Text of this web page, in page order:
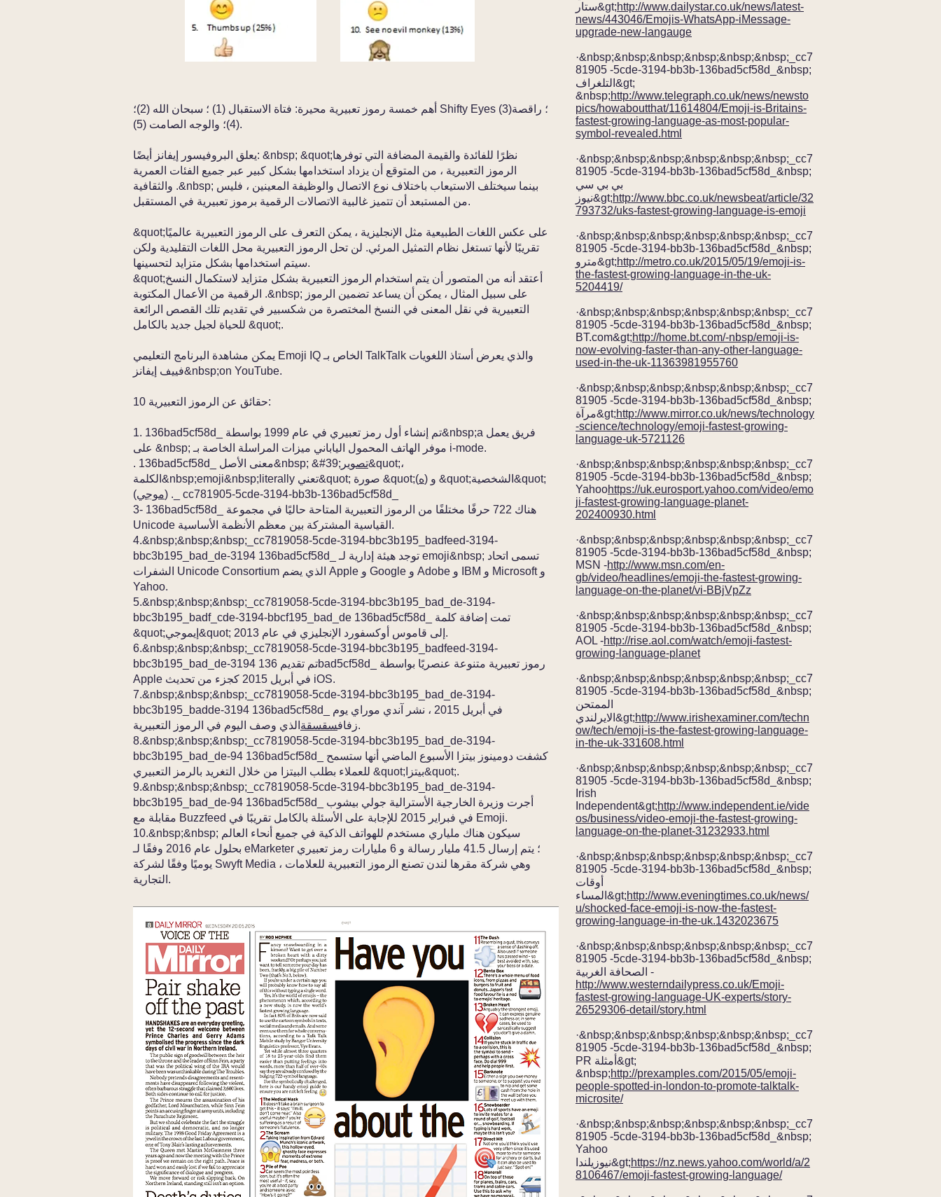
أهم خمسة رموز تعبيرية محيرة: فتاة الاستقبال (1) ؛ سبحان الله (2)؛ Shifty Eyes (3)؛ راقصة
(4)؛ والوجه الصامت (5).
يعلق البروفيسور إيفانز أيضًا: &nbsp; &quot;نظرًا للفائدة والقيمة المضافة التي توفرها
الرموز التعبيرية ، من المتوقع أن يزداد استخدامها بشكل كبير عبر جميع الفئات العمرية
والثقافية .&nbsp; بينما سيختلف الاستيعاب باختلاف نوع الاتصال والوظيفة المعينين ، فليس
من المستبعد أن تتميز غالبية الاتصالات الرقمية برموز تعبيرية في المستقبل.
&quot;على عكس اللغات الطبيعية مثل الإنجليزية ، يمكن التعرف على الرموز التعبيرية عالميًا
تقريبًا لأنها تستغل نظام التمثيل المرئي. لن تحل الرموز التعبيرية محل اللغات التقليدية ولكن
سيتم استخدامها بشكل متزايد لتحسينها.
&quot;أعتقد أنه من المتصور أن يتم استخدام الرموز التعبيرية بشكل متزايد لاستكمال النسخ
الرقمية من الأعمال المكتوبة .&nbsp; على سبيل المثال ، يمكن أن يساعد تضمين الرموز
التعبيرية في نقل المعنى في النسخ المختصرة من شكسبير في تقديم تلك القصص الرائعة
للحياة لجيل جديد بالكامل &quot;.
يمكن مشاهدة البرنامج التعليمي Emoji IQ الخاص بـ TalkTalk والذي يعرض أستاذ اللغويات
فييف إيفانز&nbsp;on YouTube.
10 حقائق عن الرموز التعبيرية:
1. 136bad5cf58d_ تم إنشاء أول رمز تعبيري في عام 1999 بواسطة&nbsp;a فريق يعمل
على &nbsp; موفر الهاتف المحمول الياباني ميزات المراسلة الخاصة بـ i-mode.
. 136bad5cf58d_ معنى الأصل&nbsp; &#39; تصوير&quot;،
الكلمة&nbsp;emoji&nbsp;literally تعني&quot; صورة &quot;(ه) و &quot;الشخصية&quot;
(موجي) ._ cc781905-5cde-3194-bb3b-136bad5cf58d_
3- 136bad5cf58d_ هناك 722 حرفًا مختلفًا من الرموز التعبيرية المتاحة حاليًا في مجموعة
Unicode القياسية المشتركة بين معظم الأنظمة الأساسية.
4.&nbsp;&nbsp;&nbsp;_cc7819058-5cde-3194-bbc3b195_badfeed-3194-
bbc3b195_bad_de-3194 136bad5cf58d_ توجد هيئة إدارية لـ emoji&nbsp; تسمى اتحاد
الشفرات Unicode Consortium الذي يضم Apple و Google و Adobe و IBM و Microsoft و
Yahoo.
5.&nbsp;&nbsp;&nbsp;_cc7819058-5cde-3194-bbc3b195_bad_de-3194-
bbc3b195_badf_cde-3194-bbcf195_bad_de 136bad5cf58d_ تمت إضافة كلمة
&quot;إيموجي&quot; إلى قاموس أوكسفورد الإنجليزي في عام 2013.
6.&nbsp;&nbsp;&nbsp;_cc7819058-5cde-3194-bbc3b195_badfeed-3194-
bbc3b195_bad_de-3194 تم تقديم 136bad5cf58d_ رموز تعبيرية متنوعة عنصريًا بواسطة
Apple في أبريل 2015 كجزء من تحديث iOS.
7.&nbsp;&nbsp;&nbsp;_cc7819058-5cde-3194-bbc3b195_bad_de-3194-
bbc3b195_badde-3194 136bad5cf58d_ في أبريل 2015 ، نشر آندي موراي يوم
زفافسقسقة
الذي وصف اليوم في الرموز التعبيرية.
8.&nbsp;&nbsp;&nbsp;_cc7819058-5cde-3194-bbc3b195_bad_de-3194-
bbc3b195_bad_de-94 136bad5cf58d_ كشفت دومينوز بيتزا الأسبوع الماضي أنها ستسمح
للعملاء بطلب البيتزا من خلال التغريد بالرمز التعبيري &quot;بيتزا&quot;.
9.&nbsp;&nbsp;&nbsp;_cc7819058-5cde-3194-bbc3b195_bad_de-3194-
bbc3b195_bad_de-94 136bad5cf58d_ أجرت وزيرة الخارجية الأسترالية جولي بيشوب
مقابلة مع Buzzfeed في فبراير 2015 للإجابة على الأسئلة بالكامل تقريبًا في Emoji.
10.&nbsp;&nbsp; سيكون هناك ملياري مستخدم للهواتف الذكية في جميع أنحاء العالم
بحلول عام 2016 وفقًا لـ eMarketer ؛ يتم إرسال 41.5 مليار رسالة و 6 مليارات رمز تعبيري
يوميًا وفقًا لشركة Swyft Media ، وهي شركة مقرها لندن تصنع الرموز التعبيرية للعلامات
التجارية.
ستار&gt;http://www.dailystar.co.uk/news/latest-
news/443046/Emojis-WhatsApp-iMessage-
upgrade-new-langauge
·&nbsp;&nbsp;&nbsp;&nbsp;&nbsp;&nbsp;_cc7
81905 -5cde-3194-bb3b-136bad5cf58d_&nbsp;
التلغراف&gt;
&nbsp;http://www.telegraph.co.uk/news/newsto
pics/howaboutthat/11614804/Emoji-is-Britains-
fastest-growing-language-as-most-popular-
symbol-revealed.html
·&nbsp;&nbsp;&nbsp;&nbsp;&nbsp;&nbsp;_cc7
81905 -5cde-3194-bb3b-136bad5cf58d_&nbsp;
بي بي سي
نيوز&gt;http://www.bbc.co.uk/newsbeat/article/32
793732/uks-fastest-growing-language-is-emoji
·&nbsp;&nbsp;&nbsp;&nbsp;&nbsp;&nbsp;_cc7
81905 -5cde-3194-bb3b-136bad5cf58d_&nbsp;
مترو&gt;http://metro.co.uk/2015/05/19/emoji-is-
the-fastest-growing-language-in-the-uk-
5204419/
·&nbsp;&nbsp;&nbsp;&nbsp;&nbsp;&nbsp;_cc7
81905 -5cde-3194-bb3b-136bad5cf58d_&nbsp;
BT.com&gt;http://home.bt.com/-nbsp/emoji-is-
now-evolving-faster-than-any-other-language-
used-in-the-uk-11363981955760
·&nbsp;&nbsp;&nbsp;&nbsp;&nbsp;&nbsp;_cc7
81905 -5cde-3194-bb3b-136bad5cf58d_&nbsp;
مرآة&gt;http://www.mirror.co.uk/news/technology
-science/technology/emoji-fastest-growing-
language-uk-5721126
·&nbsp;&nbsp;&nbsp;&nbsp;&nbsp;&nbsp;_cc7
81905 -5cde-3194-bb3b-136bad5cf58d_&nbsp;
Yahoohttps://uk.eurosport.yahoo.com/video/emo
ji-fastest-growing-language-planet-
202400930.html
·&nbsp;&nbsp;&nbsp;&nbsp;&nbsp;&nbsp;_cc7
81905 -5cde-3194-bb3b-136bad5cf58d_&nbsp;
MSN -http://www.msn.com/en-
gb/video/headlines/emoji-the-fastest-growing-
language-on-the-planet/vi-BBjVpZz
·&nbsp;&nbsp;&nbsp;&nbsp;&nbsp;&nbsp;_cc7
81905 -5cde-3194-bb3b-136bad5cf58d_&nbsp;
AOL -http://rise.aol.com/watch/emoji-fastest-
growing-language-planet
·&nbsp;&nbsp;&nbsp;&nbsp;&nbsp;&nbsp;_cc7
81905 -5cde-3194-bb3b-136bad5cf58d_&nbsp;
الممتحن
الايرلندي&gt;http://www.irishexaminer.com/techn
ow/tech/emoji-is-the-fastest-growing-language-
in-the-uk-331608.html
·&nbsp;&nbsp;&nbsp;&nbsp;&nbsp;&nbsp;_cc7
81905 -5cde-3194-bb3b-136bad5cf58d_&nbsp;
Irish
Independent&gt;http://www.independent.ie/vide
os/business/video-emoji-the-fastest-growing-
language-on-the-planet-31232933.html
·&nbsp;&nbsp;&nbsp;&nbsp;&nbsp;&nbsp;_cc7
81905 -5cde-3194-bb3b-136bad5cf58d_&nbsp;
أوقات
المساء&gt;http://www.eveningtimes.co.uk/news/
u/shocked-face-emoji-is-now-the-fastest-
growing-language-in-the-uk.1432023675
·&nbsp;&nbsp;&nbsp;&nbsp;&nbsp;&nbsp;_cc7
81905 -5cde-3194-bb3b-136bad5cf58d_&nbsp;
الصحافة الغربية -
http://www.westerndailypress.co.uk/Emoji-
fastest-growing-language-UK-experts/story-
26529306-detail/story.html
·&nbsp;&nbsp;&nbsp;&nbsp;&nbsp;&nbsp;_cc7
81905 -5cde-3194-bb3b-136bad5cf58d_&nbsp;
PR أمثلة&gt;
&nbsp;http://prexamples.com/2015/05/emoji-
people-spotted-in-london-to-promote-talktalk-
microsite/
·&nbsp;&nbsp;&nbsp;&nbsp;&nbsp;&nbsp;_cc7
81905 -5cde-3194-bb3b-136bad5cf58d_&nbsp;
Yahoo
نيوزيلندا&gt;https://nz.news.yahoo.com/world/a/2
8106467/emoji-fastest-growing-language/